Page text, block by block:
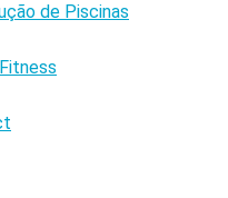
de Piscinas